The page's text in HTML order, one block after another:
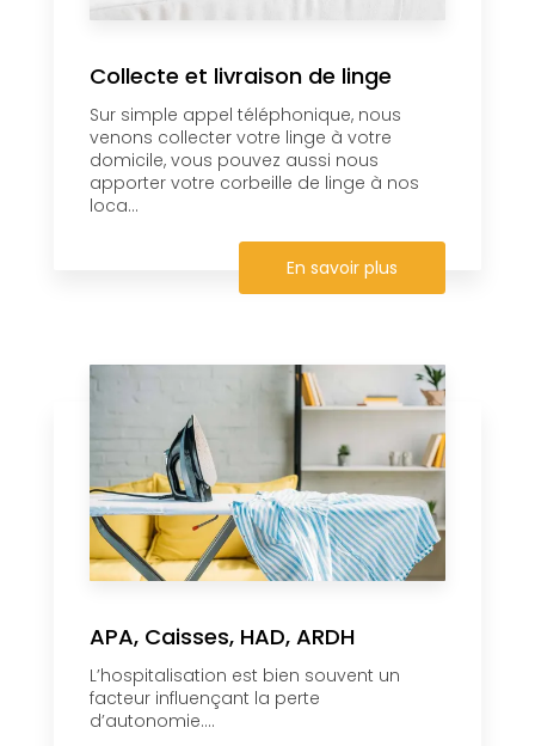
Collecte et livraison de linge
Sur simple appel téléphonique, nous
venons collecter votre linge à votre
domicile, vous pouvez aussi nous
apporter votre corbeille de linge à nos
loca...
En savoir plus
APA, Caisses, HAD, ARDH
L’hospitalisation est bien souvent un
facteur influençant la perte
d’autonomie....